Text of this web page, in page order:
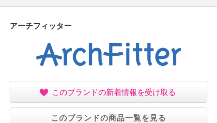
アーチフィッター
このブランドの新着情報を受け取る
このブランドの商品一覧を見る